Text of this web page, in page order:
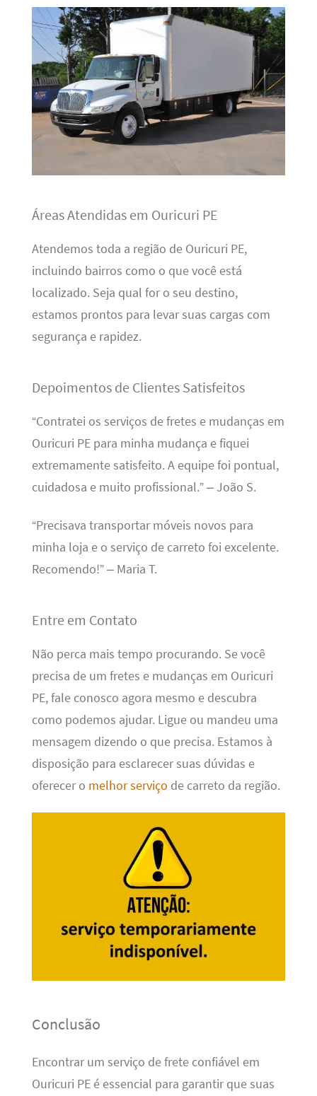
Áreas Atendidas em Ouricuri PE
Atendemos toda a região de Ouricuri PE,
incluindo bairros como o que você está
localizado. Seja qual for o seu destino,
estamos prontos para levar suas cargas com
segurança e rapidez.
Depoimentos de Clientes Satisfeitos
“Contratei os serviços de fretes e mudanças em
Ouricuri PE para minha mudança e fiquei
extremamente satisfeito. A equipe foi pontual,
cuidadosa e muito profissional.” – João S.
“Precisava transportar móveis novos para
minha loja e o serviço de carreto foi excelente.
Recomendo!” – Maria T.
Entre em Contato
Não perca mais tempo procurando. Se você
precisa de um fretes e mudanças em Ouricuri
PE, fale conosco agora mesmo e descubra
como podemos ajudar. Ligue ou mandeu uma
mensagem dizendo o que precisa. Estamos à
disposição para esclarecer suas dúvidas e
oferecer o melhor serviço de carreto da região.
Conclusão
Encontrar um serviço de frete confiável em
Ouricuri PE é essencial para garantir que suas